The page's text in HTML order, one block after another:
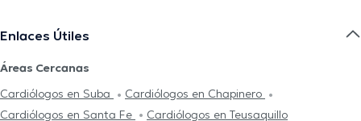
Enlaces Útiles
Áreas Cercanas
Cardiólogos en Suba
Cardiólogos en Chapinero
Cardiólogos en Santa Fe
Cardiólogos en Teusaquillo